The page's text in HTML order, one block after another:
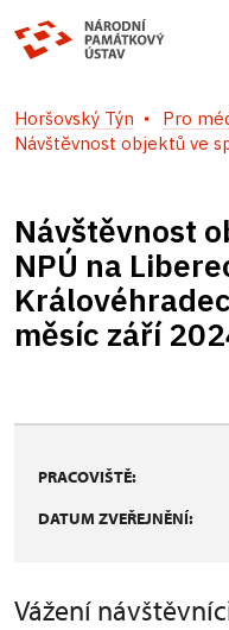
Horšovský Týn
Pro
Návštěvnost objektů ve
Návštěvnost
NPÚ na
měsíc září
PRACOVIŠTĚ:
DATUM ZVEŘEJNĚNÍ:
Vážení